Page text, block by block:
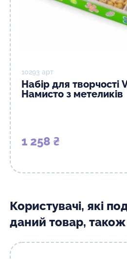
10293 арт
Набір для творчості
Намисто з метеликів
1 258 ₴
Користувачі, які
даний товар, також